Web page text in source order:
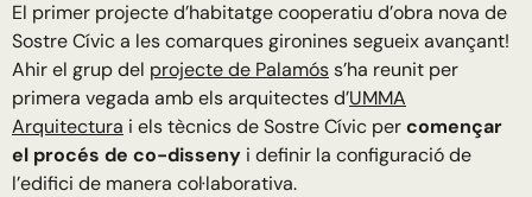
El primer projecte d’habitatge cooperatiu d’obra nova de
Sostre Cívic a les comarques gironines segueix avançant!
Ahir el grup del projecte de Palamóss’ha reunit per
primera vegada amb els arquitectes d’UMMA
Arquitectura i els tècnics de Sostre Cívic percomençar
el procés de co-disseny i definir la configuració de
l’edifici de manera col·laborativa.